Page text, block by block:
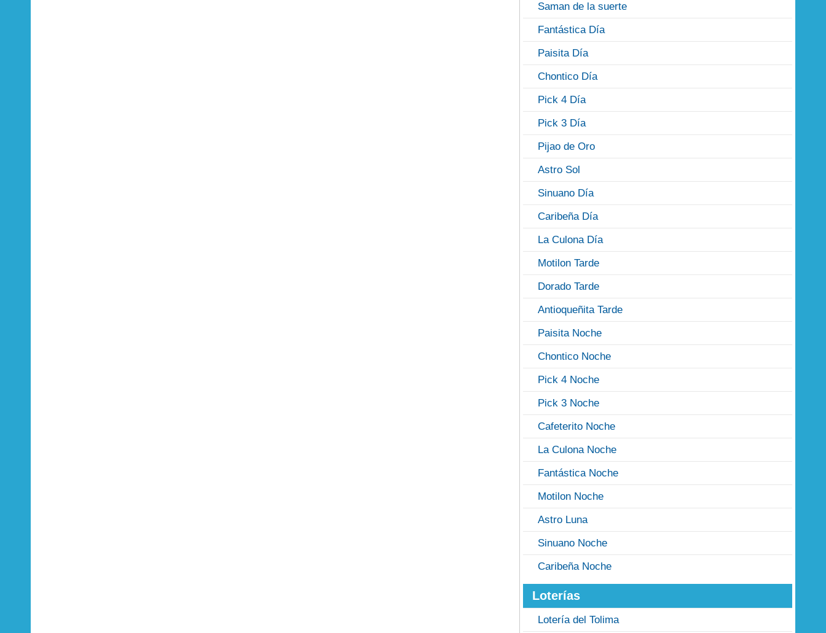
Saman de la suerte
Fantástica Día
Paisita Día
Chontico Día
Pick 4 Día
Pick 3 Día
Pijao de Oro
Astro Sol
Sinuano Día
Caribeña Día
La Culona Día
Motilon Tarde
Dorado Tarde
Antioqueñita Tarde
Paisita Noche
Chontico Noche
Pick 4 Noche
Pick 3 Noche
Cafeterito Noche
La Culona Noche
Fantástica Noche
Motilon Noche
Astro Luna
Sinuano Noche
Caribeña Noche
Loterías
Lotería del Tolima